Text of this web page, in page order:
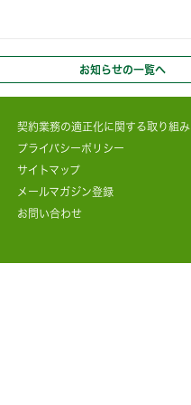
お知らせの一覧へ
契約業務の適正化に関する取り組み
プライバシーポリシー
サイトマップ
メールマガジン登録
お問い合わせ